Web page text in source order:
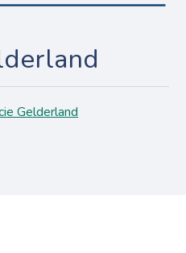
Gelderland